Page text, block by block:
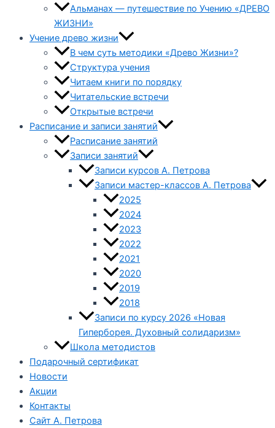
Альманах — путешествие по Учению «ДРЕВО
ЖИЗНИ»
Учение древо жизни
В чем суть методики «Древо Жизни»?
Структура учения
Читаем книги по порядку
Читательские встречи
Открытые встречи
Расписание и записи занятий
Расписание занятий
Записи занятий
Записи курсов А. Петрова
Записи мастер-классов А. Петрова
2025
2024
2023
2022
2021
2020
2019
2018
Записи по курсу 2026 «Новая
Гиперборея. Духовный солидаризм»
Школа методистов
Подарочный сертификат
Новости
Акции
Контакты
Сайт А. Петрова